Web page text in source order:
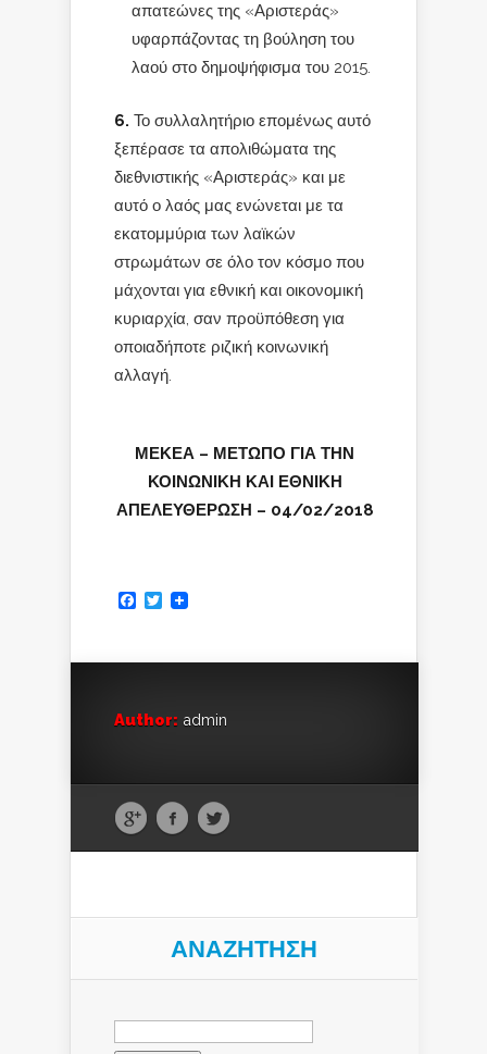
απατεώνες της «Αριστεράς»
υφαρπάζοντας τη βούληση του
λαού στο δημοψήφισμα του 2015.
6. Το συλλαλητήριο επομένως αυτό
ξεπέρασε τα απολιθώματα της
διεθνιστικής «Αριστεράς» και με
αυτό ο λαός μας ενώνεται με τα
εκατομμύρια των λαϊκών
στρωμάτων σε όλο τον κόσμο που
μάχονται για εθνική και οικονομική
κυριαρχία, σαν προϋπόθεση για
οποιαδήποτε ριζική κοινωνική
αλλαγή.
ΜΕΚΕΑ – ΜΕΤΩΠΟ ΓΙΑ ΤΗΝ
ΚΟΙΝΩΝΙΚΗ ΚΑΙ ΕΘΝΙΚΗ
ΑΠΕΛΕΥΘΕΡΩΣΗ – 04/02/2018
Facebook
Twitter
Author: admin
ΑΝΑΖΉΤΗΣΗ
Αναζήτηση